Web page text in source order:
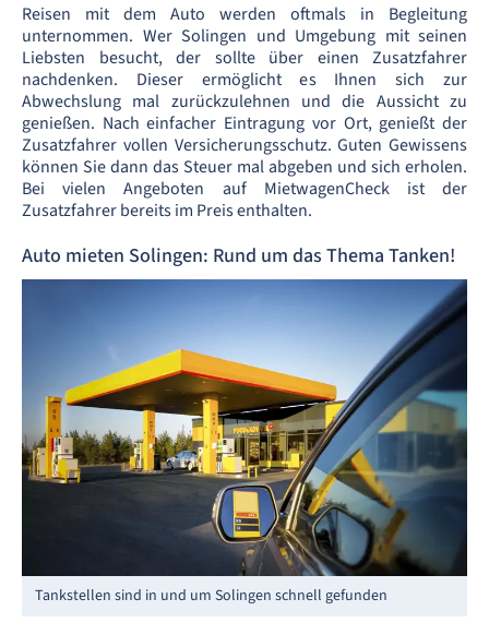
Reisen mit dem Auto werden oftmals in Begleitung
unternommen. Wer Solingen und Umgebung mit seinen
Liebsten besucht, der sollte über einen Zusatzfahrer
nachdenken. Dieser ermöglicht es Ihnen sich zur
Abwechslung mal zurückzulehnen und die Aussicht zu
genießen. Nach einfacher Eintragung vor Ort, genießt der
Zusatzfahrer vollen Versicherungsschutz. Guten Gewissens
können Sie dann das Steuer mal abgeben und sich erholen.
Bei vielen Angeboten auf MietwagenCheck ist der
Zusatzfahrer bereits im Preis enthalten.
Auto mieten Solingen: Rund um das Thema Tanken!
Tankstellen sind in und um Solingen schnell gefunden